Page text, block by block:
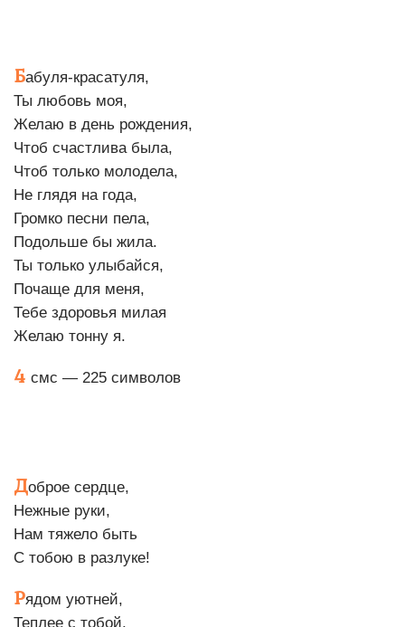
Бабуля-красатуля,
Ты любовь моя,
Желаю в день рождения,
Чтоб счастлива была,
Чтоб только молодела,
Не глядя на года,
Громко песни пела,
Подольше бы жила.
Ты только улыбайся,
Почаще для меня,
Тебе здоровья милая
Желаю тонну я.
4 смс — 225 символов
Доброе сердце,
Нежные руки,
Нам тяжело быть
С тобою в разлуке!
Рядом уютней,
Теплее с тобой,